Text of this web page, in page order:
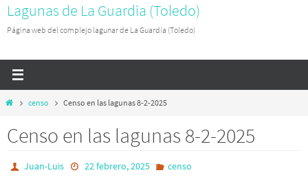
Lagunas de La Guardia (Toledo)
Página web del complejo lagunar de La Guardia (Toledo)
Iniciocenso Censo en las lagunas 8-2-2025
Censo en las lagunas 8-2-2025
Juan-Luis 22 febrero, 2025 censo